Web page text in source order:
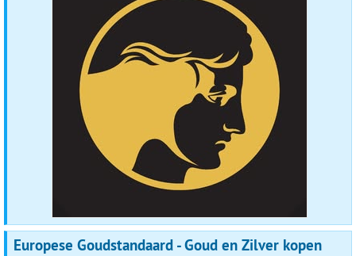
Europese Goudstandaard - Goud en Zilver kopen